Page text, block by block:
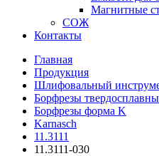
Магнитные
СОЖ
Контакты
Главная
Продукция
Шлифовальный
Борфрезы
Борфрезы форма K
Karnasch
11.3111
11.3111-030